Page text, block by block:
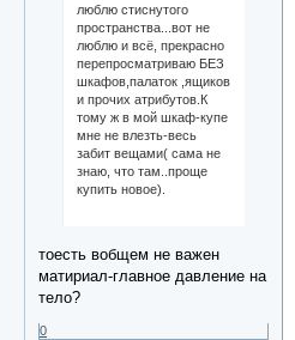
люблю стиснутого
пространства...вот не
люблю и всё, прекрасно
перепросматриваю БЕЗ
шкафов,палаток ,ящиков
и прочих атрибутов.К
тому ж в мой шкаф-купе
мне не влезть-весь
забит вещами( сама не
знаю, что там..проще
купить новое).
тоесть вобщем не важен
матириал-главное давление на
тело?
0